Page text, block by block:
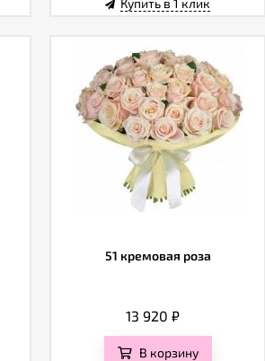
Купить в 1 клик
51 кремовая роза
13 920 ₽
В корзину